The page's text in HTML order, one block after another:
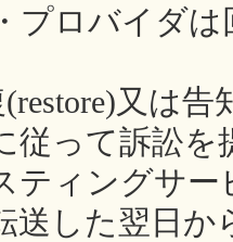
プロバイダ
又は
従って訴訟
ティングサ
送した翌日か